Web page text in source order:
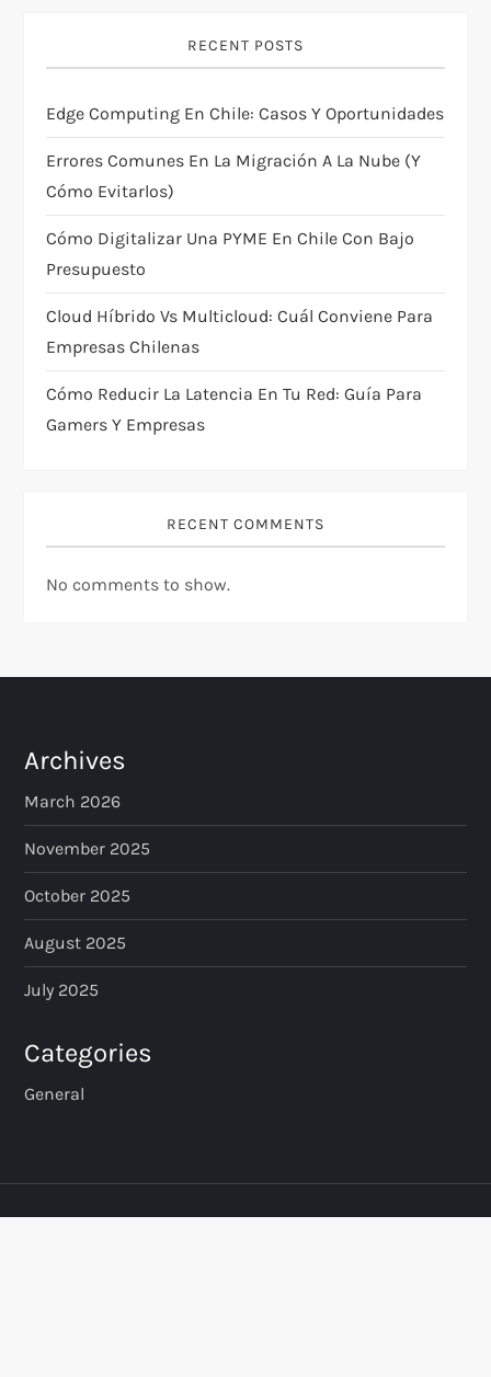
g
a
t
i
o
n
RECENT POSTS
Edge Computing En Chile: Casos Y Oportunidades
Errores Comunes En La Migración A La Nube (y
Cómo Evitarlos)
Cómo Digitalizar Una PYME En Chile Con Bajo
Presupuesto
Cloud Híbrido Vs Multicloud: Cuál Conviene Para
Empresas Chilenas
Cómo Reducir La Latencia En Tu Red: Guía Para
Gamers Y Empresas
RECENT COMMENTS
No comments to show.
Archives
March 2026
November 2025
October 2025
August 2025
July 2025
Categories
General